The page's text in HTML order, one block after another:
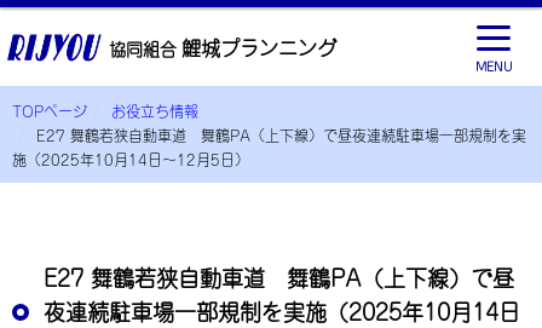
協同組合 鯉城プランニング
TOPページ
お役立ち情報
E27 舞鶴若狭自動車道 舞鶴PA（上下線）で昼夜連続駐車場一部規制を実
施（2025年10月14日～12月5日）
E27 舞鶴若狭自動車道 舞鶴PA（上下線）で昼
夜連続駐車場一部規制を実施（2025年10月14日
MENU